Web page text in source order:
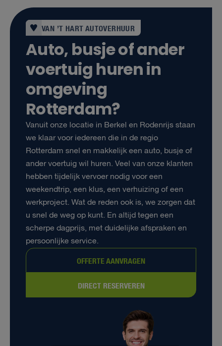
VAN ’T HART AUTOVERHUUR
Auto, busje of ander
voertuig huren in
omgeving
Rotterdam?
Vanuit onze locatie in Berkel en Rodenrijs staan
we klaar voor iedereen die in de regio
Rotterdam snel en makkelijk een auto, busje of
ander voertuig wil huren. Veel van onze klanten
hebben tijdelijk vervoer nodig voor een
weekendtrip, een klus, een verhuizing of een
werkproject. Wat de reden ook is, we zorgen dat
u snel de weg op kunt. En altijd tegen een
scherpe dagprijs, met duidelijke afspraken en
persoonlijke service.
OFFERTE AANVRAGEN
DIRECT RESERVEREN